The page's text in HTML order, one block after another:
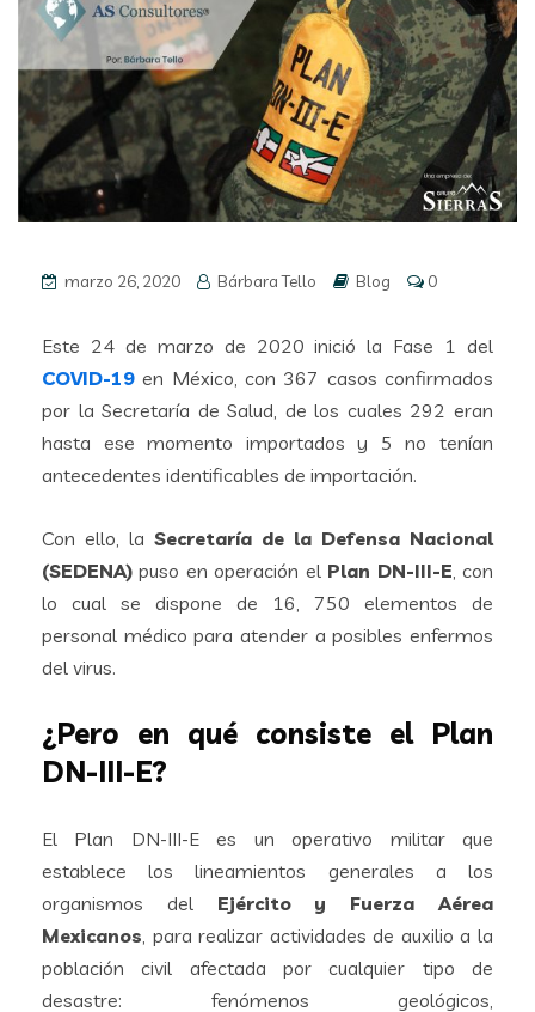
marzo 26, 2020 Bárbara Tello Blog 0
Este 24 de marzo de 2020 inició la Fase 1 del
COVID-19 en México, con 367 casos confirmados
por la Secretaría de Salud, de los cuales 292 eran
hasta ese momento importados y 5 no tenían
antecedentes identificables de importación.
Con ello, la Secretaría de la Defensa Nacional
(SEDENA) puso en operación el Plan DN-III-E , con
lo cual se dispone de 16, 750 elementos de
personal médico para atender a posibles enfermos
del virus.
¿Pero en qué consiste el Plan
DN-III-E?
El Plan DN-III-E es un operativo militar que
establece los lineamientos generales a los
organismos del Ejército y Fuerza Aérea
Mexicanos , para realizar actividades de auxilio a la
población civil afectada por cualquier tipo de
desastre: fenómenos geológicos,